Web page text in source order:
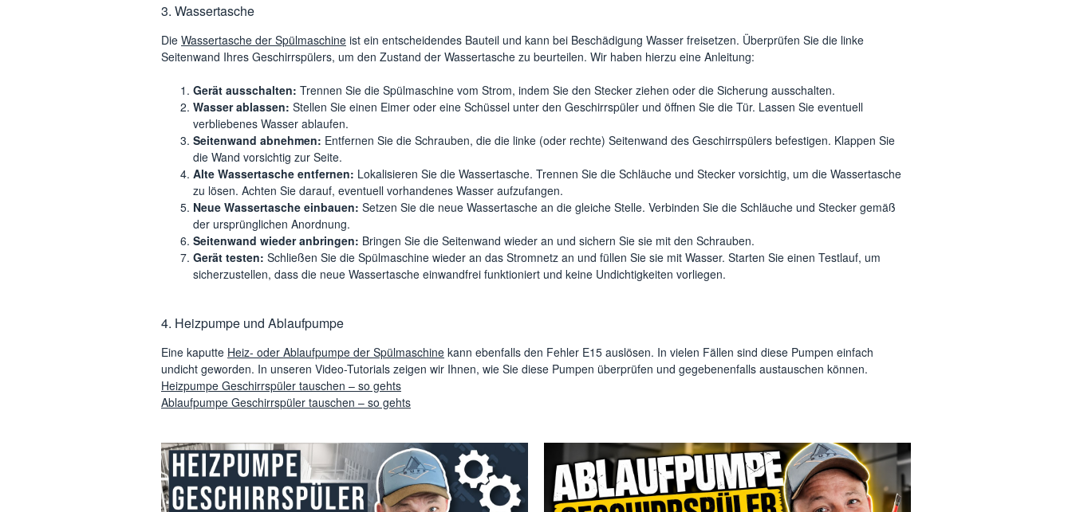
3. Wassertasche
Die Wassertasche der Spülmaschine ist ein entscheidendes Bauteil und kann bei Beschädigung Wasser freisetzen. Überprüfen Sie die linke
Seitenwand Ihres Geschirrspülers, um den Zustand der Wassertasche zu beurteilen. Wir haben hierzu eine Anleitung:
Gerät ausschalten: Trennen Sie die Spülmaschine vom Strom, indem Sie den Stecker ziehen oder die Sicherung ausschalten.
Wasser ablassen: Stellen Sie einen Eimer oder eine Schüssel unter den Geschirrspüler und öffnen Sie die Tür. Lassen Sie eventuell
verbliebenes Wasser ablaufen.
Seitenwand abnehmen: Entfernen Sie die Schrauben, die die linke (oder rechte) Seitenwand des Geschirrspülers befestigen. Klappen Sie
die Wand vorsichtig zur Seite.
Alte Wassertasche entfernen: Lokalisieren Sie die Wassertasche. Trennen Sie die Schläuche und Stecker vorsichtig, um die Wassertasche
zu lösen. Achten Sie darauf, eventuell vorhandenes Wasser aufzufangen.
Neue Wassertasche einbauen: Setzen Sie die neue Wassertasche an die gleiche Stelle. Verbinden Sie die Schläuche und Stecker gemäß
der ursprünglichen Anordnung.
Seitenwand wieder anbringen: Bringen Sie die Seitenwand wieder an und sichern Sie sie mit den Schrauben.
Gerät testen: Schließen Sie die Spülmaschine wieder an das Stromnetz an und füllen Sie sie mit Wasser. Starten Sie einen Testlauf, um
sicherzustellen, dass die neue Wassertasche einwandfrei funktioniert und keine Undichtigkeiten vorliegen.
4. Heizpumpe und Ablaufpumpe
Eine kaputte Heiz- oder Ablaufpumpe der Spülmaschine kann ebenfalls den Fehler E15 auslösen. In vielen Fällen sind diese Pumpen einfach
undicht geworden. In unseren Video-Tutorials zeigen wir Ihnen, wie Sie diese Pumpen überprüfen und gegebenenfalls austauschen können.
Heizpumpe Geschirrspüler tauschen – so gehts
Ablaufpumpe Geschirrspüler tauschen – so gehts